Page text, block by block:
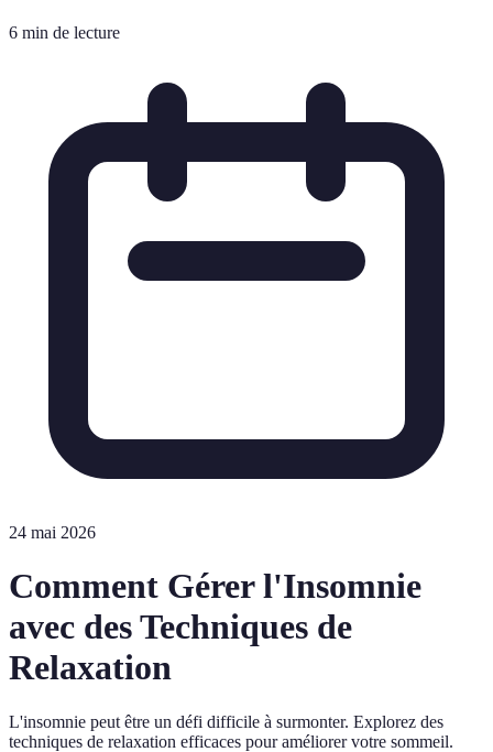
6 min de lecture
24 mai 2026
Comment Gérer l'Insomnie
avec des Techniques de
Relaxation
L'insomnie peut être un défi difficile à surmonter. Explorez des
techniques de relaxation efficaces pour améliorer votre sommeil.